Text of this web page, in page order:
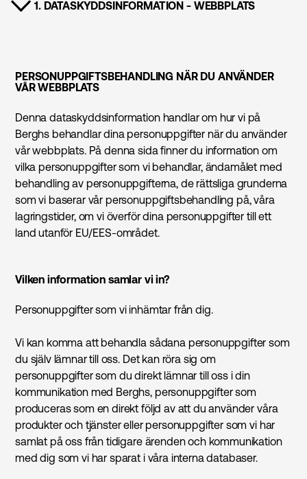
VISA INNEHÅLL
1. DATASKYDDSINFORMATION - WEBBPLATS
PERSONUPPGIFTSBEHANDLING NÄR DU ANVÄNDER
VÅR WEBBPLATS
Denna dataskyddsinformation handlar om hur vi på
Berghs behandlar dina personuppgifter när du använder
vår webbplats. På denna sida finner du information om
vilka personuppgifter som vi behandlar, ändamålet med
behandling av personuppgifterna, de rättsliga grunderna
som vi baserar vår personuppgiftsbehandling på, våra
lagringstider, om vi överför dina personuppgifter till ett
land utanför EU/EES-området.
Vilken information samlar vi in?
Personuppgifter som vi inhämtar från dig.
Vi kan komma att behandla sådana personuppgifter som
du själv lämnar till oss. Det kan röra sig om
personuppgifter som du direkt lämnar till oss i din
kommunikation med Berghs, personuppgifter som
produceras som en direkt följd av att du använder våra
produkter och tjänster eller personuppgifter som vi har
samlat på oss från tidigare ärenden och kommunikation
med dig som vi har sparat i våra interna databaser.